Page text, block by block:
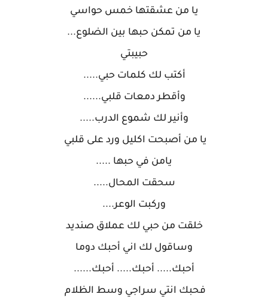
يا من عشقتها خمس حواسي
يا من تمكن حبها بين الضلوع...
حبيبتي
أكتب لك كلمات حبي.....
وأقطر دمعات قلبي......
وأنير لك شموع الدرب.....
يا من أصبحت اكليل ورد على قلبي
يامن في حبها .....
سحقت المحال.....
وركبت الوعر....
خلقت من حبي لك عملاق صنديد
وساقول لك اني أحبك دوما
أحبك..... أحبك..... أحبك......
فحبك انتي سراجي وسط الظلام